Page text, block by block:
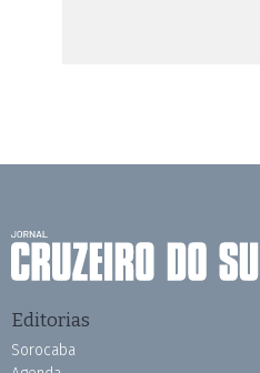
Editorias
Sorocaba